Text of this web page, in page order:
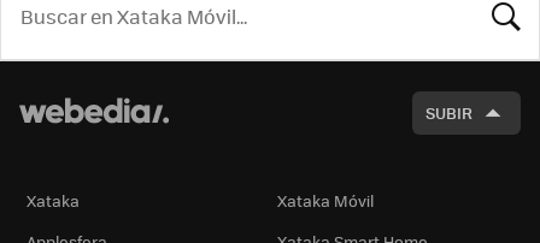
SUBIR
Xataka
Xataka Móvil